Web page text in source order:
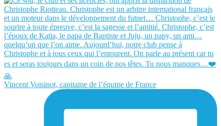
Vincent Voisinot, capitaine de l’équipe de France